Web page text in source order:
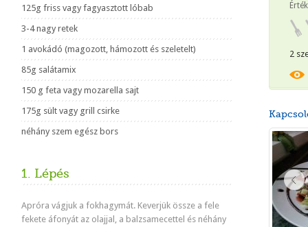
125g friss vagy fagyasztott lóbab
3-4 nagy retek
1 avokádó (magozott, hámozott és szeletelt)
85g salátamix
150 g feta vagy mozarella sajt
175g sült vagy grill csirke
néhány szem egész bors
1. Lépés
Apróra vágjuk a fokhagymát. Keverjük össze a fele
fekete áfonyát az olajjal , a balzsamecettel és néhány
2